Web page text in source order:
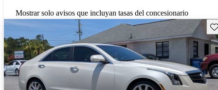
Mostrar solo avisos que incluyan tasas del concesionario